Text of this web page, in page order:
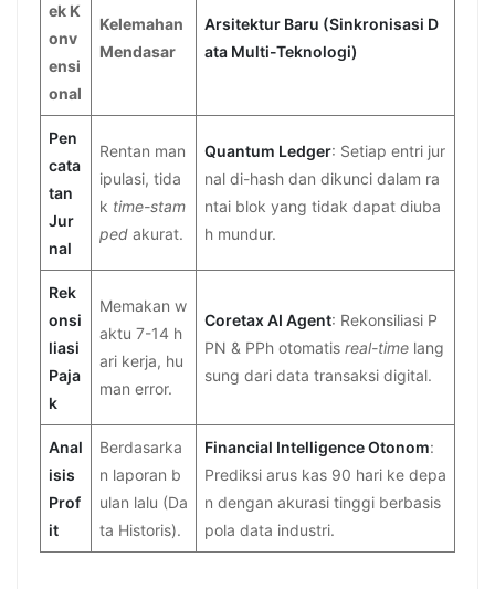
ek K
onv
ensi
onal
Kelemahan
Mendasar
Arsitektur Baru (Sinkronisasi D
ata Multi-Teknologi)
Pen
cata
tan
Jur
nal
Rentan man
ipulasi, tida
k time-stam
ped akurat.
Quantum Ledger: Setiap entri jur
nal di-hash dan dikunci dalam ra
ntai blok yang tidak dapat diuba
h mundur.
Rek
onsi
liasi
Paja
k
Memakan w
aktu 7-14 h
ari kerja, hu
man error.
Coretax AI Agent: Rekonsiliasi P
PN & PPh otomatis real-time lang
sung dari data transaksi digital.
Anal
isis
Prof
it
Berdasarka
n laporan b
ulan lalu (Da
ta Historis).
Financial Intelligence Otonom:
Prediksi arus kas 90 hari ke depa
n dengan akurasi tinggi berbasis
pola data industri.